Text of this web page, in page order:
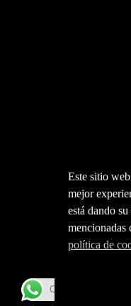
Contáctanos
Este sitio
mejor
está dando
mencionadas
política de